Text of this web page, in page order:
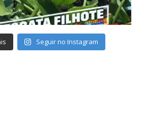
Seguir no Instagram